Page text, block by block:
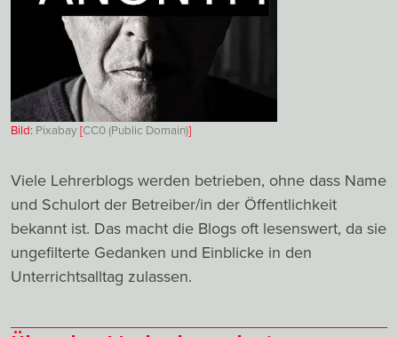
Bild: Pixabay[CC0 (Public Domain)]
Viele Lehrerblogs werden betrieben, ohne dass Name
und Schulort der Betreiber/in der Öffentlichkeit
bekannt ist. Das macht die Blogs oft lesenswert, da sie
ungefilterte Gedanken und Einblicke in den
Unterrichtsalltag zulassen.